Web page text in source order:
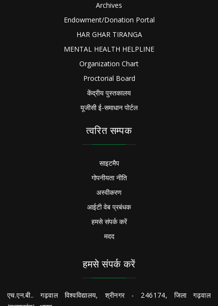
Archives
Endowment/Donation Portal
HAR GHAR TIRANGA
MENTAL HEALTH HELPLINE
Organization Chart
Proctorial Board
केंद्रीय पुस्तकालय
यूजीसी ई-समाधान पोर्टल
त्वरित सम्पक
साइटमैप
गोपनीयता नीति
अस्वीकरण
आईटी वेब प्रबंधक
हमसे संपर्क करें
मदद
हमसे संपर्क करें
एच.एन.बी.. गढ़वाल विश्वविद्यालय, श्रीनगर - 246174, जिला गढ़वाल